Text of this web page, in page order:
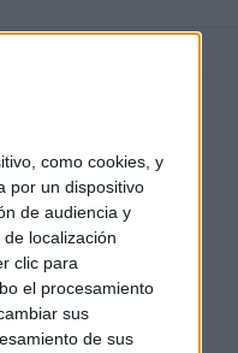
como cookies, y
por un dispositivo
de audiencia y
localización
clic para
el procesamiento
sus
de sus